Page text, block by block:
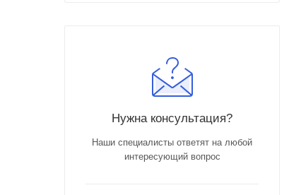
Нужна консультация?
Наши специалисты ответят на любой
интересующий вопрос